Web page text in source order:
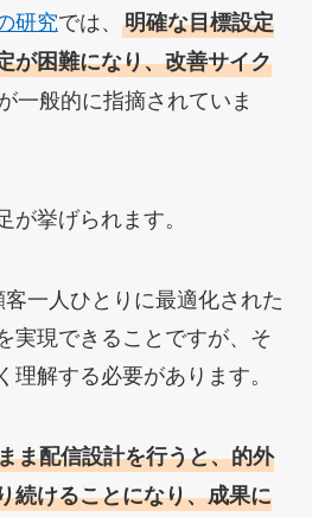
研究では、 明確な目標設定
が困難になり、改善サイク
一般的に指摘されていま
挙げられます。
一人ひとりに最適化された
実現できることですが、そ
解する必要があります。
ま配信設計を行うと、的外
続けることになり、成果に